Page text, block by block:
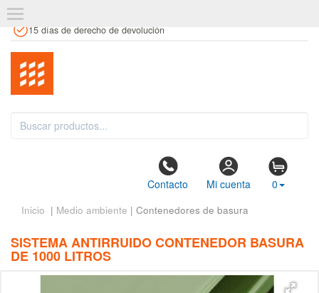
15 días de derecho de devolución
Contacto Mi cuenta 0
Inicio | Medio ambiente | Contenedores de basura
SISTEMA ANTIRRUIDO CONTENEDOR BASURA
DE 1000 LITROS